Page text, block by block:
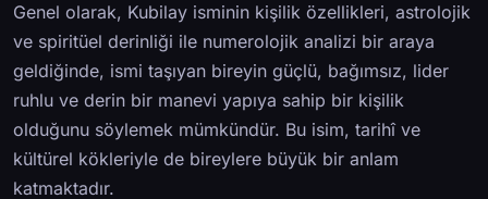
Genel olarak, Kubilay isminin kişilik özellikleri, astrolojik
ve spiritüel derinliği ile numerolojik analizi bir araya
geldiğinde, ismi taşıyan bireyin güçlü, bağımsız, lider
ruhlu ve derin bir manevi yapıya sahip bir kişilik
olduğunu söylemek mümkündür. Bu isim, tarihî ve
kültürel kökleriyle de bireylere büyük bir anlam
katmaktadır.